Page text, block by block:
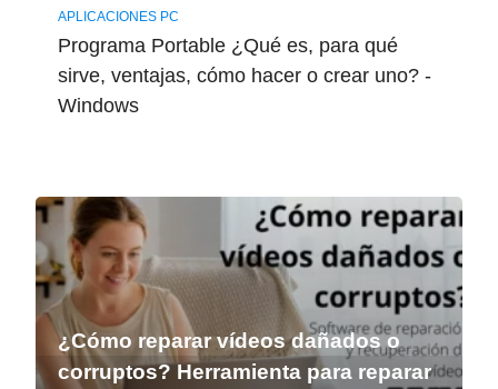
APLICACIONES PC
Programa Portable ¿Qué es, para qué
sirve, ventajas, cómo hacer o crear uno? -
Windows
¿Cómo reparar vídeos dañados o
corruptos? Herramienta para reparar